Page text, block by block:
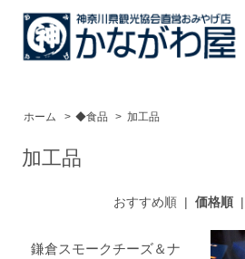
ホーム > ◆食品 > 加工品
加工品
おすすめ順| 価格順|
鎌倉スモークチーズ＆ナ